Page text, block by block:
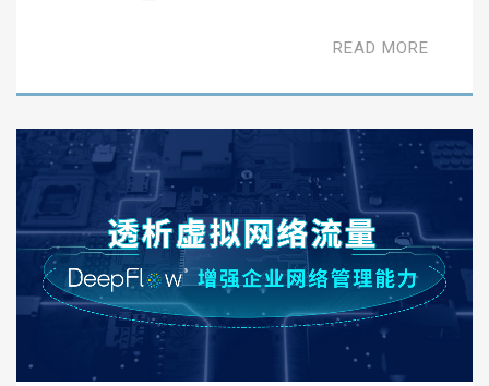
READ MORE